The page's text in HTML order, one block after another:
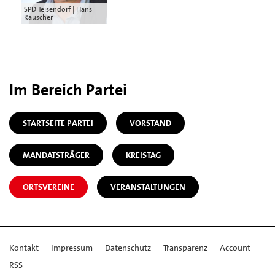
SPD Teisendorf | Hans
Rauscher
Im Bereich Partei
STARTSEITE PARTEI VORSTAND
MANDATSTRÄGER KREISTAG
ORTSVEREINE VERANSTALTUNGEN
Kontakt Impressum Datenschutz Transparenz
Account
RSS